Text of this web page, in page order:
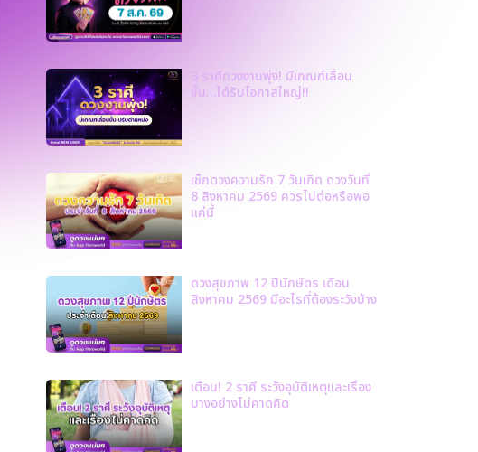
3 ราศีดวงงานพุ่ง! มีเกณฑ์เลื่อน
ขั้น…ได้รับโอกาสใหญ่!!
เช็กดวงความรัก 7 วันเกิด ดวงวันที่
8 สิงหาคม 2569 ควรไปต่อหรือพอ
แค่นี้
ดวงสุขภาพ 12 ปีนักษัตร เดือน
สิงหาคม 2569 มีอะไรที่ต้องระวังบ้าง
เตือน! 2 ราศี ระวังอุบัติเหตุและเรื่อง
บางอย่างไม่คาดคิด